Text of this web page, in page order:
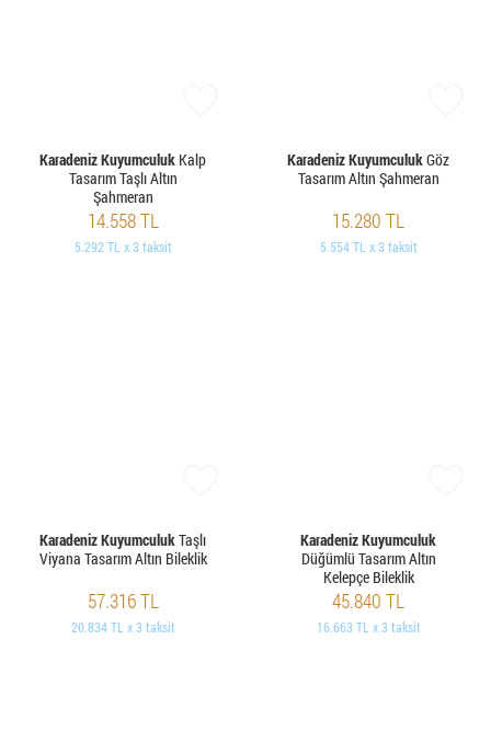
Karadeniz Kuyumculuk Kalp
Tasarım Taşlı Altın
Şahmeran
14.558 TL
5.292 TL x 3 taksit
Karadeniz KuyumculukGöz
Tasarım Altın Şahmeran
15.280 TL
5.554 TL x 3 taksit
Karadeniz KuyumculukTaşlı
Viyana Tasarım Altın Bileklik
57.316 TL
20.834 TL x 3 taksit
Karadeniz Kuyumculuk
Düğümlü Tasarım Altın
Kelepçe Bileklik
45.840 TL
16.663 TL x 3 taksit